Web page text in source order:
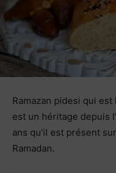
Ramazan pidesi qui
est un héritage depuis
ans qu’il est présent
Ramadan.